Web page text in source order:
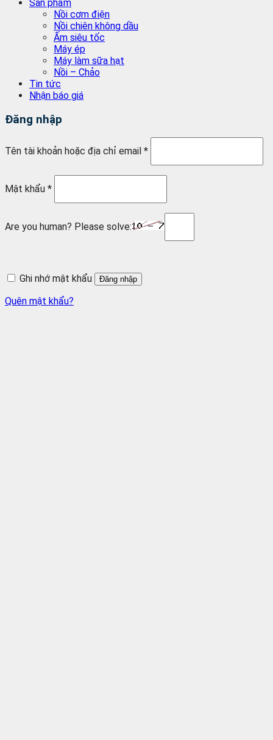
Sản phẩm
Nồi cơm điện
Nồi chiên không dầu
Ấm siêu tốc
Máy ép
Máy làm sữa hạt
Nồi – Chảo
Tin tức
Nhận báo giá
Đăng nhập
Tên tài khoản hoặc địa chỉ email *
Mật khẩu *
Are you human? Please solve:
Ghi nhớ mật khẩu Đăng nhập
Quên mật khẩu?